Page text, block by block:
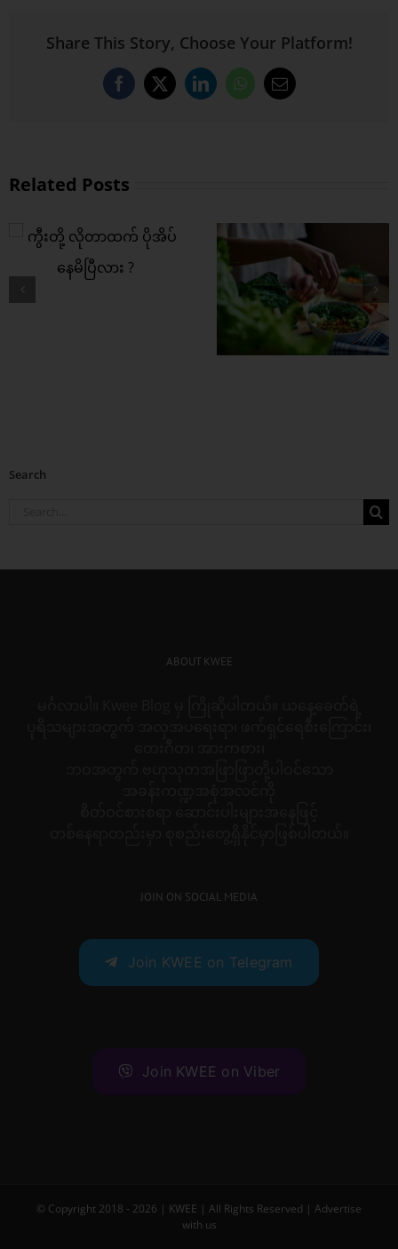
Share This Story, Choose Your Platform!
Facebook
X LinkedInWhatsApp
Email
Related Posts
ကွီးတို့ရဲ့ အကြား
Search
ABOUT KWEE
JOIN ON SOCIAL MEDIA
Join KWEE on Telegram
Join KWEE on Viber
© Copyright 2018 - 2026 | KWEE | All Rights Reserved | Advertise
with us